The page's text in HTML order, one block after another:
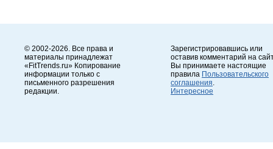
© 2002-2026. Все права и
материалы принадлежат
«FitTrends.ru» Копирование
информации только с
письменного разрешения
редакции.
Зарегистрировавшись или
оставив комментарий на
Вы принимаете настоящие
правила Пользовательского
соглашения
Интересное